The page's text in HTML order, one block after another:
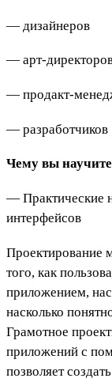
— дизайнеров
— арт-
— продакт-
— разработчиков
Чему вы
— Практические
интерфейсов
Проектирование
того, как
приложением,
насколько
Грамотное
приложений с
позволяет